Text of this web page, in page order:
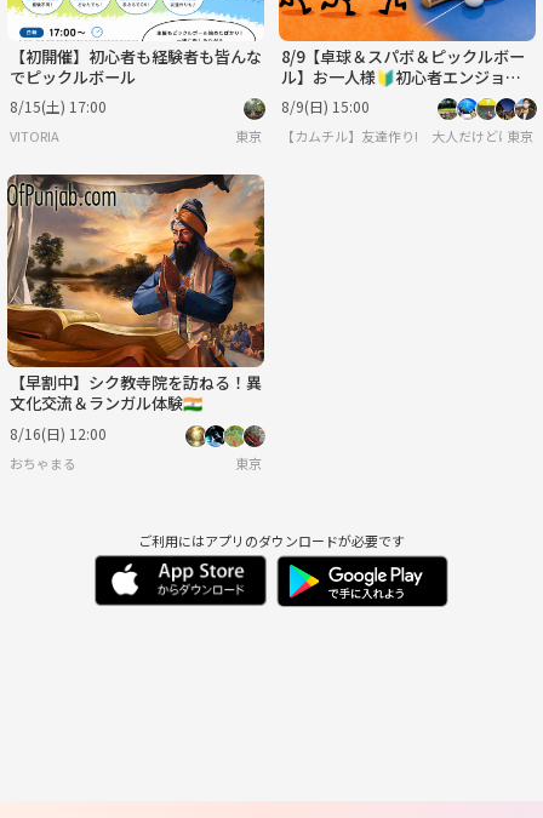
【初開催】初心者も経験者も皆んな
でピックルボール
8/15(土) 17:00
VITORIA 東京
8/9【卓球＆スパボ＆ピックルボー
ル】お一人様🔰初心者エンジョイ
会！✨＠巣鴨【第1266回】
8/9(日) 15:00
【カムチル】友達作り! 大人だけどはし
東京
【早割中】シク教寺院を訪ねる！異
文化交流＆ランガル体験🇮🇳
8/16(日) 12:00
おちゃまる 東京
ご利用にはアプリのダウンロードが必要です